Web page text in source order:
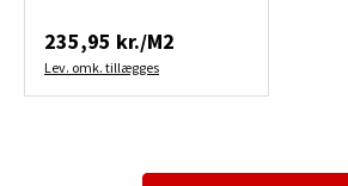
235,95 kr./M2
Lev. omk. tillægges